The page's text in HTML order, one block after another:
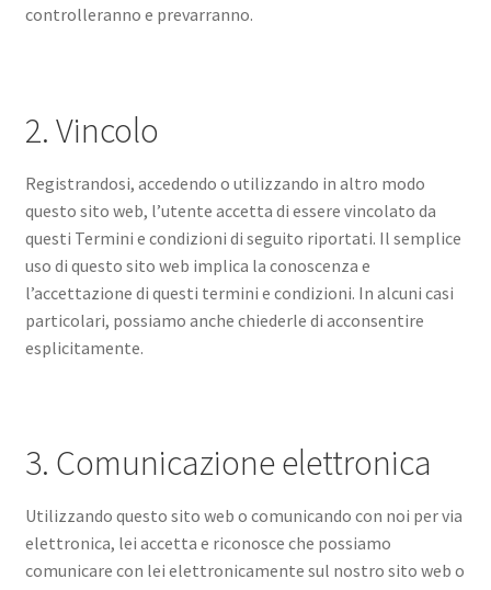
controlleranno e prevarranno.
2. Vincolo
Registrandosi, accedendo o utilizzando in altro modo
questo sito web, l’utente accetta di essere vincolato da
questi Termini e condizioni di seguito riportati. Il semplice
uso di questo sito web implica la conoscenza e
l’accettazione di questi termini e condizioni. In alcuni casi
particolari, possiamo anche chiederle di acconsentire
esplicitamente.
3. Comunicazione elettronica
Utilizzando questo sito web o comunicando con noi per via
elettronica, lei accetta e riconosce che possiamo
comunicare con lei elettronicamente sul nostro sito web o